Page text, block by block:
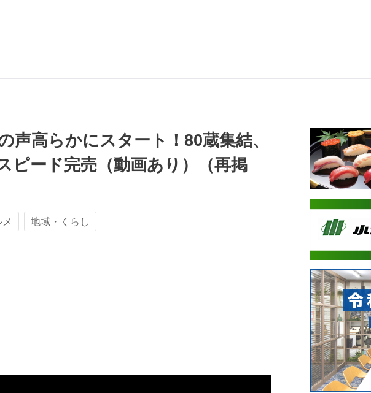
声高らかにスタート！80蔵集結、
ピード完売（動画あり）（再掲
地域・くらし